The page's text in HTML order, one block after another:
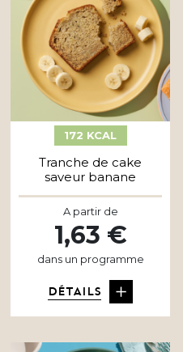
172 KCAL
Tranche de cake
saveur banane
A partir de
1,63 €
dans un programme
DÉTAILS